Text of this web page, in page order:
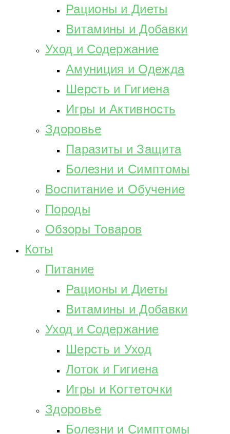
Рационы и Диеты
Витамины и Добавки
Уход и Содержание
Амуниция и Одежда
Шерсть и Гигиена
Игры и Активность
Здоровье
Паразиты и Защита
Болезни и Симптомы
Воспитание и Обучение
Породы
Обзоры Товаров
Коты
Питание
Рационы и Диеты
Витамины и Добавки
Уход и Содержание
Шерсть и Уход
Лоток и Гигиена
Игры и Когтеточки
Здоровье
Болезни и Симптомы